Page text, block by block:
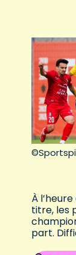
À
titre, les
part.